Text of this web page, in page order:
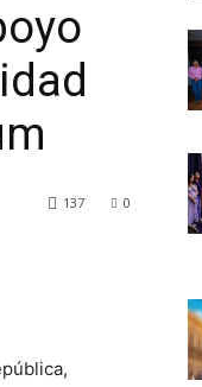
0
137